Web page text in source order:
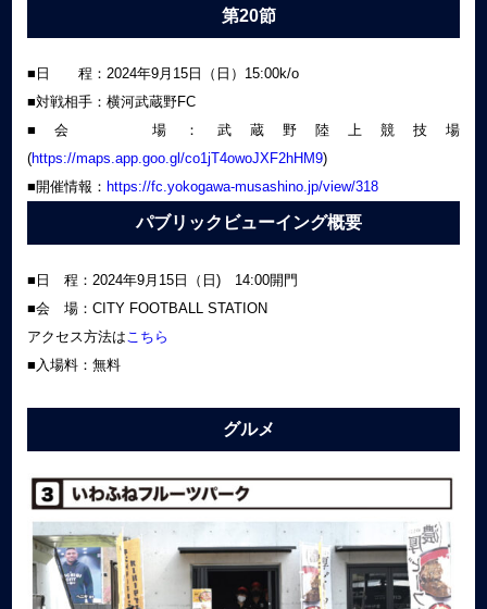
第20節
■日 程：2024年9月15日（日）15:00k/o
■対戦相手：横河武蔵野FC
■会 場：武蔵野陸上競技場
(https://maps.app.goo.gl/co1jT4owoJXF2hHM9)
■開催情報： https://fc.yokogawa-musashino.jp/view/318
パブリックビューイング概要
■日 程：2024年9月15日（日) 14:00開門
■会 場：CITY FOOTBALL STATION
アクセス方法は こちら
■入場料：無料
グルメ